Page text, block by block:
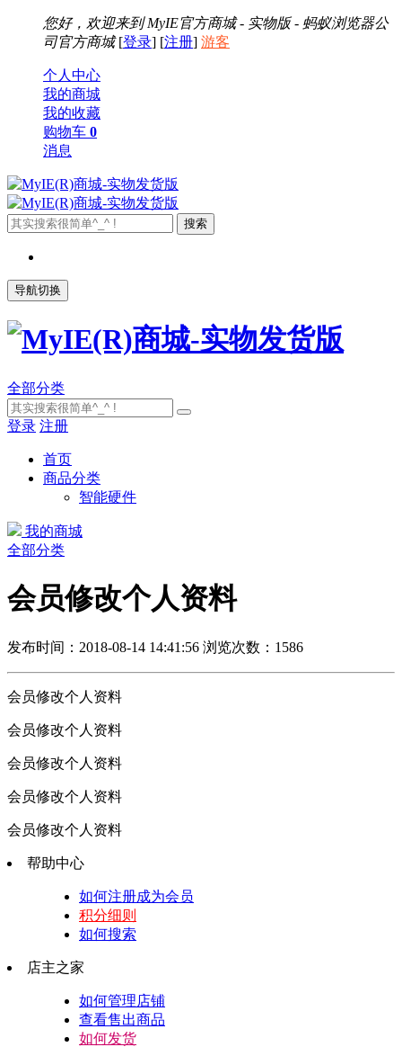
您好，欢迎来到 MyIE官方商城 - 实物版 - 蚂蚁浏览器公
司官方商城[登录] [注册] 游客
个人中心
我的商城
我的收藏
购物车 0
消息
导航切换
全部分类
登录 注册
首页
商品分类
智能硬件
我的商城
全部分类
会员修改个人资料
发布时间：2018-08-14 14:41:56 浏览次数：1586
会员修改个人资料
会员修改个人资料
会员修改个人资料
会员修改个人资料
会员修改个人资料
帮助中心
如何注册成为会员
积分细则
如何搜索
店主之家
如何管理店铺
查看售出商品
如何发货